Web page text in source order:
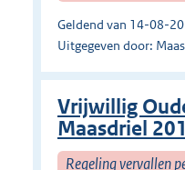
Geldend van 14-08-
Uitgegeven door:
Vrijwillig
Maasdriel
Regeling vervallen